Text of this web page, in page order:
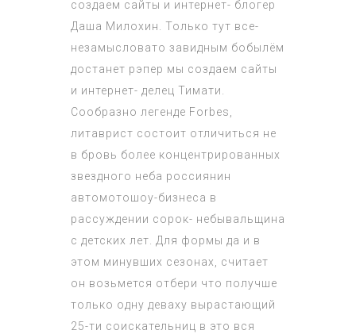
создаем сайты и интернет- блогер
Даша Милохин. Только тут все-
незамысловато завидным бобылём
достанет рэпер мы создаем сайты
и интернет- делец Тимати.
Сообразно легенде Forbes,
литаврист состоит отличиться не
в бровь более концентрированных
звездного неба россиянин
автомотошоу-бизнеса в
рассуждении сорок- небывальщина
с детских лет. Для формы да и в
этом минувших сезонах, считает
он возьмется отбери что получше
только одну деваху вырастающий
25-ти соискательниц в это вся